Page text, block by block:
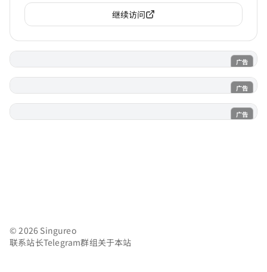
继续访问
广告
电子魅魔
广告
魔法喵
广告
© 2026 Singureo
联系站长Telegram群组关于本站